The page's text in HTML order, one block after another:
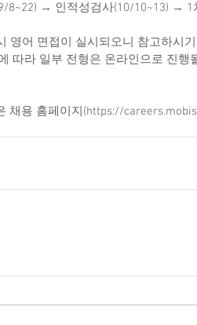
8~22) → 인적성검사(10/10~13) →
영어 면접이 실시되오니 참고하시
따라 일부 전형은 온라인으로 진행
채용 홈페이지(https://